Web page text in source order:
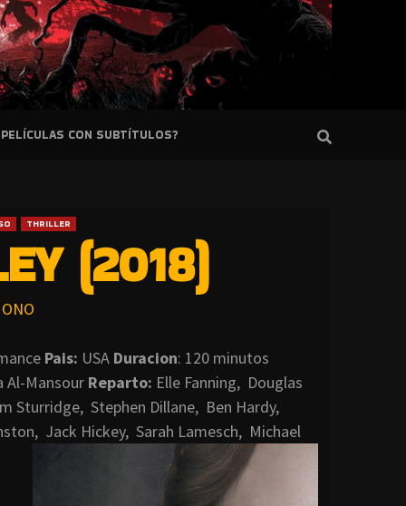
PELÍCULAS CON SUBTÍTULOS?
THRILLER
(2018)
Pais: USA Duracion: 120 minutos
Al-Mansour Reparto: Elle Fanning, Douglas
Sturridge, Stephen Dillane, Ben Hardy,
Jack Hickey, Sarah Lamesch, Michael